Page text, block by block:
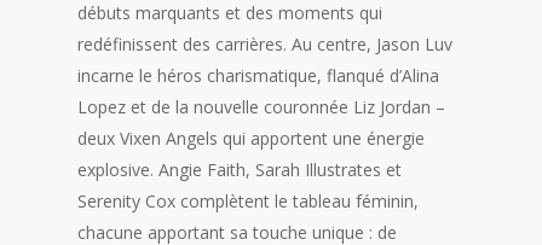
débuts marquants et des moments qui
redéfinissent des carrières. Au centre, Jason Luv
incarne le héros charismatique, flanqué d’Alina
Lopez et de la nouvelle couronnée Liz Jordan –
deux Vixen Angels qui apportent une énergie
explosive. Angie Faith, Sarah Illustrates et
Serenity Cox complètent le tableau féminin,
chacune apportant sa touche unique : de